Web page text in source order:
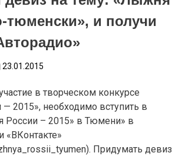
тюменски», и получи
23.01.2015
в творческом конкурсе
2015», необходимо вступить в
России – 2015» в Тюмени» в
«ВКонтакте»
Придумать девиз